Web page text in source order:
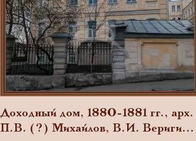
Доходный дом, 1880-1881 гг., арх.
П.В. (?) Михайлов, В.И. Веригин,